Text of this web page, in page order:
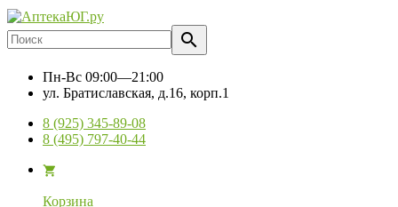
Пн-Вс 09:00—21:00
ул. Братиславская, д.16, корп.1
8 (925) 345-89-08
8 (495) 797-40-44
Корзина